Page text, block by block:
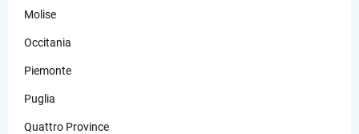
Molise
Occitania
Piemonte
Puglia
Quattro Province